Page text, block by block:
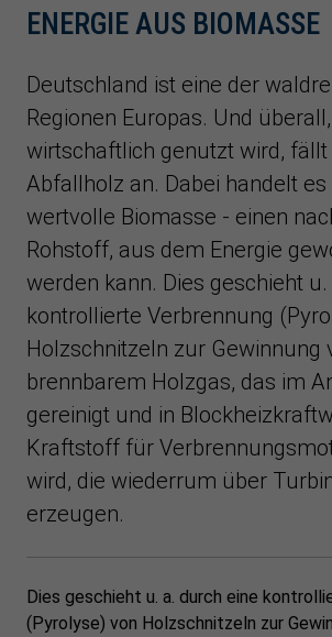
ENERGIE AUS BIOMASSE
Deutschland ist eine der
Regionen Europas. Und
wirtschaftlich genutzt wird, fällt
Abfallholz an. Dabei handelt
wertvolle Biomasse - einen
Rohstoff, aus dem Energie
werden kann. Dies geschieht
kontrollierte Verbrennung
Holzschnitzeln zur Gewinnung
brennbarem Holzgas, das im
gereinigt und in
Kraftstoff für
wird, die wiederrum über
erzeugen.
Dies geschieht u. a. durch eine
(Pyrolyse) von Holzschnitzeln zur